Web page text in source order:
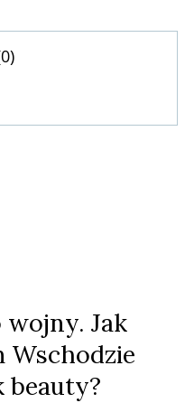
0)
wojny. Jak
Wschodzie
beauty?